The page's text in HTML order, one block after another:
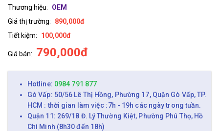
Thương hiệu:
OEM
Giá thị trường: 890,000đ
Tiết kiệm:
100,000đ
Giá bán: 790,000đ
Hotline: 0984 791 877
Gò Vấp: 50/56 Lê Thị Hồng, Phường 17, Quận Gò Vấp, TP.
HCM : thời gian làm việc :7h - 19h các ngày trong tuần.
Quận 11: 269/18 Đ. Lý Thường Kiệt, Phường Phú Thọ, Hồ
Chí Minh (8h30 đến 18h)